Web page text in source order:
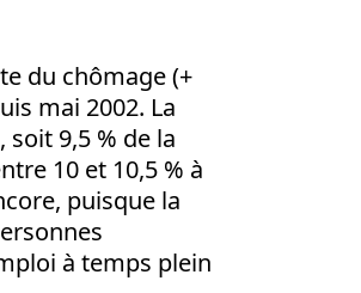
du chômage (+
mai 2002. La
9,5 % de la
10 et 10,5 % à
puisque la
à temps plein